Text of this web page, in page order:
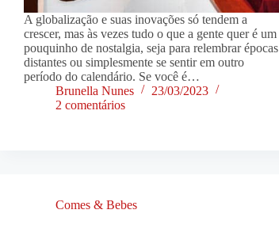
A globalização e suas inovações só tendem a
crescer, mas às vezes tudo o que a gente quer é um
pouquinho de nostalgia, seja para relembrar épocas
distantes ou simplesmente se sentir em outro
período do calendário. Se você é…
Brunella Nunes
23/03/2023
2 comentários
Comes & Bebes